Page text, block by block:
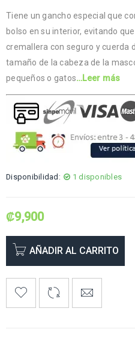
Tiene un gancho especial que
bolso en su interior, evitando
cremallera con seguro y cuerda
tamaño de la cabeza de la
pequeños o gatos…Leer más
Disponibilidad: 1 disponibles
₡9,900
AÑADIR AL CARRITO